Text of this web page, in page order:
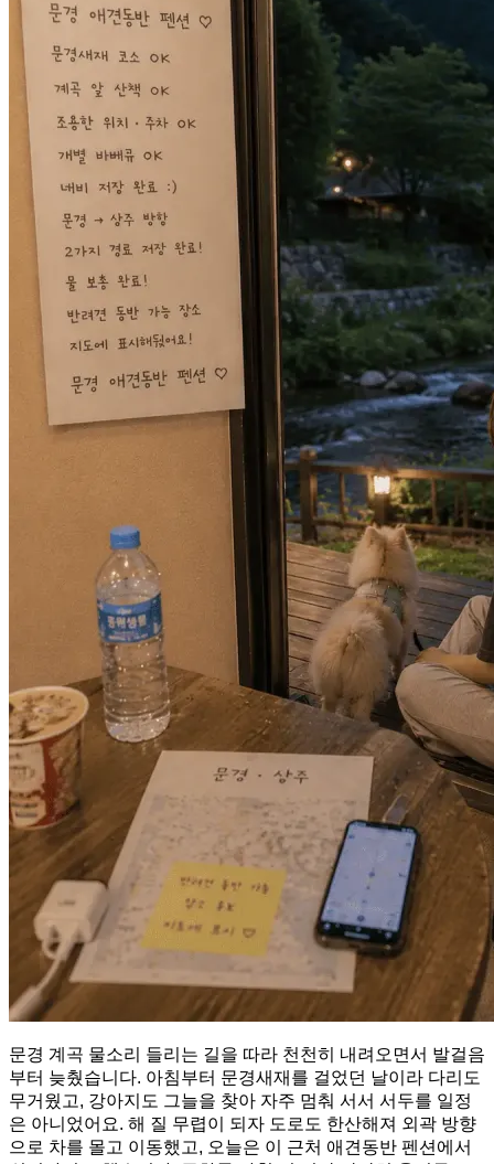
문경 계곡 물소리 들리는 길을 따라 천천히 내려오면서 발걸음
부터 늦췄습니다. 아침부터 문경새재를 걸었던 날이라 다리도
무거웠고, 강아지도 그늘을 찾아 자주 멈춰 서서 서두를 일정
은 아니었어요. 해 질 무렵이 되자 도로도 한산해져 외곽 방향
으로 차를 몰고 이동했고, 오늘은 이 근처 애견동반 펜션에서